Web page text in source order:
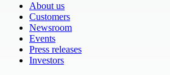
About us
Customers
Newsroom
Events
Press releases
Investors